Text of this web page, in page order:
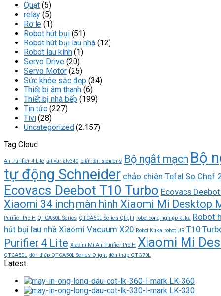
Quạt (5)
relay (5)
Rơ le (1)
Robot hút bụi (51)
Robot hút bụi lau nhà (12)
Robot lau kính (1)
Servo Drive (20)
Servo Motor (25)
Sức khỏe sắc đẹp (34)
Thiết bị âm thanh (6)
Thiết bị nhà bếp (199)
Tin tức (227)
Tivi (28)
Uncategorized (2.157)
Tag Cloud
Air Purifier 4 Lite altivar atv340 biến tần siemens Bộ ngắt mạch Bộ
tự động Schneider chảo chiên Tefal So Chef
Ecovacs Deebot T10 Turbo Ecovacs
Xiaomi 34 inch màn hình Xiaomi Mi Desktop
Purifier Pro H QTCA50L Series QTCA50L Series Qlight robot công nghiệp kuka Robot
hút bụi lau nhà Xiaomi Vacuum X20 Robot Kuka robot UR T10
Purifier 4 Lite Xiaomi Mi Air Purifier Pro H Xiaomi Mi
QTCA50L đèn tháp QTCA50L Series Qlight đèn tháp QTG70L
Latest
LK-360
LK-330